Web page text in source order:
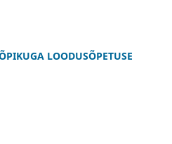
LOODUSÕPETUSE